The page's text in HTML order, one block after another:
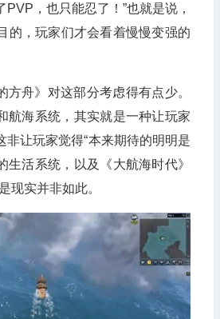
，也只能忍了！”也就是说，
的，玩家们才会看着慢慢变强的
方舟》对这部分考虑得有点少。
航海系统，其实就是一种让玩家
非让玩家觉得“本来期待的明明是
生活系统，以及《大航海时代》
现实并非如此。